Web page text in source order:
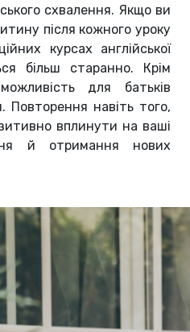
схвалення. Якщо ви
після кожного уроку
курсах англійської
більш старанно. Крім
для батьків
Повторення навіть того,
вплинути на ваші
й отримання нових